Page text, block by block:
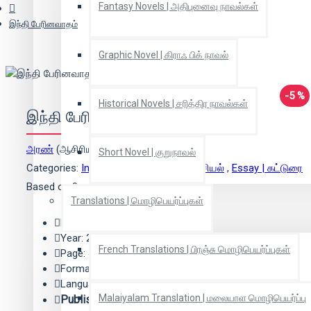
Fantasy Novels | அதிபுனைவு நாவல்கள்
Graphic Novel | கிராஃ பிக் நாவல்
Historical Novels | சரித்திர நாவல்கள்
Short Novel | குறுநாவல்
Translations | மொழிபெயர்ப்புகள்
French Translations | பிரஞ்சு மொழிபெயர்ப்புகள்
Malaiyalam Translation | மலையாள மொழிபெயர்ப்பு
இந்தி பேரினவாதம்
-5 %
இந்தி பேரினவாதம்
அரண் (ஆசிரியர்)
Categories: Indian politics | இந்திய அரசியல் , Essay | கட்டுரை
Based on 0 reviews.
Edition: 1
Year: 2019
Page: 40
Format: Paper Back
Language: Tamil
Publisher: நிமிர் வெளியீடு